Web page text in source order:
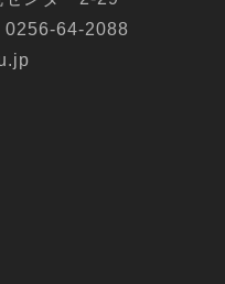
64-2088